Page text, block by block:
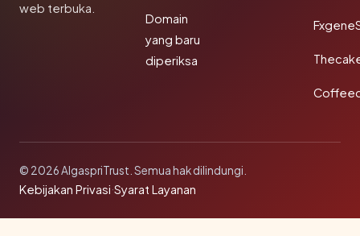
web terbuka.
Domain
yang baru
diperiksa
© 2026 AlgaspriTrust. Semua hak dilindungi.
Kebijakan Privasi·Syarat Layanan